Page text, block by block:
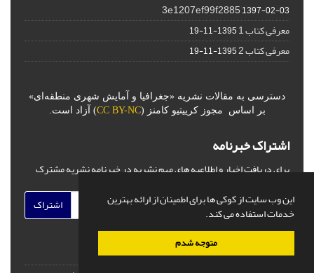
این وب سایت از کوکی ها برای اطمینان از ارائه بهترین
خدمات استفاده می کند.
متوجه شدم
3e1207ef99f28851397-02-03
معرفی کتاب 1 1395-11-19
معرفی کتاب 2 1395-11-19
دسترسی به مقالات نشریه «جغرافیا و آمایش شهری منطقه‌ای»
بر اساس مجوز کرییتیو کامنز (CC BY-NC) آزاد است.
اشتراک خبرنامه
برای دریافت اخبار و اطلاعیه های مهم نشریه در خبرنامه نشریه مشترک
اشتراک